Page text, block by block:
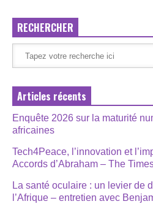
RECHERCHER
Articles récents
Enquête 2026 sur la maturité
africaines
Tech4Peace, l’innovation et
Accords d’Abraham – The
La santé oculaire : un levier de
l’Afrique – entretien avec